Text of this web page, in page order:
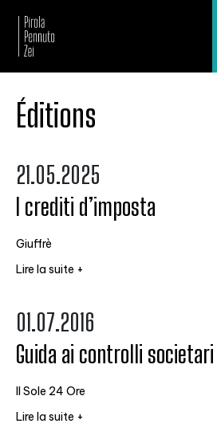
Éditions
21.05.2025
I crediti d’imposta
Giuffrè
Lire la suite +
01.07.2016
Guida ai controlli
Il Sole 24 Ore
Lire la suite +